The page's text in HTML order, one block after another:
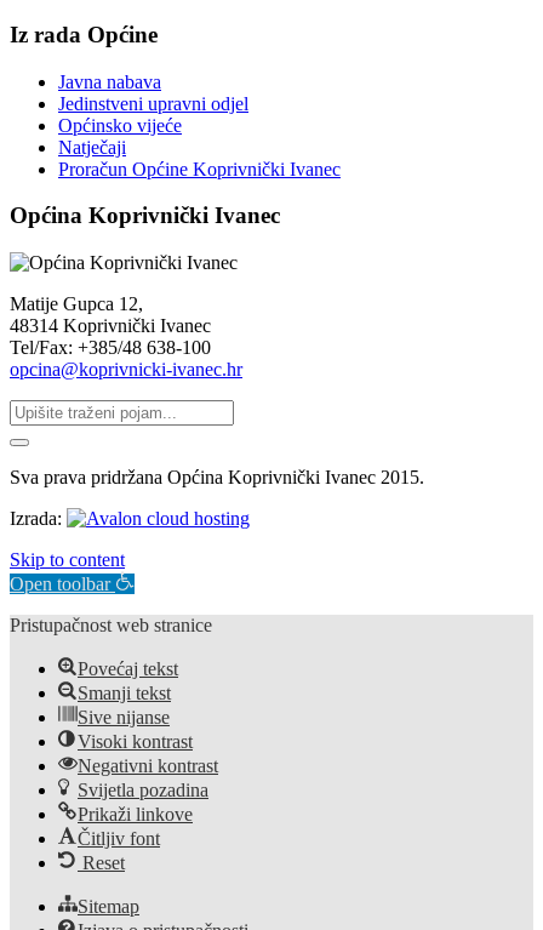
Iz rada Općine
Javna nabava
Jedinstveni upravni odjel
Općinsko vijeće
Natječaji
Proračun Općine Koprivnički Ivanec
Općina Koprivnički Ivanec
Matije Gupca 12,
48314 Koprivnički Ivanec
Tel/Fax: +385/48 638-100
opcina@koprivnicki-ivanec.hr
Sva prava pridržana Općina Koprivnički Ivanec 2015.
Izrada:
Skip to content
Open toolbar
Pristupačnost web stranice
Povećaj tekst
Smanji tekst
Sive nijanse
Visoki kontrast
Negativni kontrast
Svijetla pozadina
Prikaži linkove
Čitljiv font
Reset
Sitemap